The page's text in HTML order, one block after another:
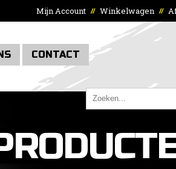
Mijn Account // Winkelwagen //
CONTACT